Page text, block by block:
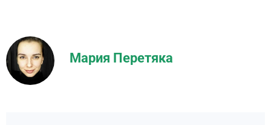
Мария Перетяка